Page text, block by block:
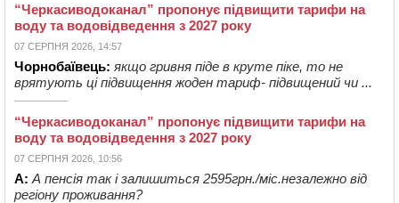
“Черкасиводоканал” пропонує підвищити тарифи на
воду та водовідведення з 2027 року
07 СЕРПНЯ 2026, 14:57
Чорнобаївець: якщо гривня піде в круте піке, то не
врятують ці підвищення жоден тариф- підвищений чи ...
“Черкасиводоканал” пропонує підвищити тарифи на
воду та водовідведення з 2027 року
07 СЕРПНЯ 2026, 10:56
А: А пенсія так і залишиться 2595грн./міс.незалежно від
регіону проживання?